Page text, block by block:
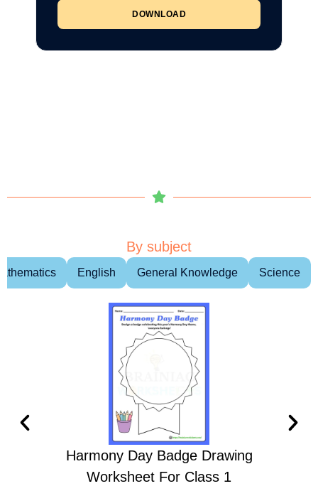
DOWNLOAD
By subject
English General Knowledge Science
Harmony Day Badge Drawing
Worksheet For Class 1